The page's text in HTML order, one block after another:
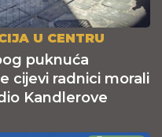
U CENTRU
puknuća
cijevi radnici morali
Kandlerove